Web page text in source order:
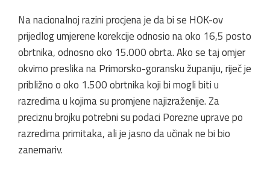
Na nacionalnoj razini procjena je da bi se HOK-ov
prijedlog umjerene korekcije odnosio na oko 16,5 posto
obrtnika, odnosno oko 15.000 obrta. Ako se taj omjer
okvirno preslika na Primorsko-goransku županiju, riječ je
približno o oko 1.500 obrtnika koji bi mogli biti u
razredima u kojima su promjene najizraženije. Za
preciznu brojku potrebni su podaci Porezne uprave po
razredima primitaka, ali je jasno da učinak ne bi bio
zanemariv.